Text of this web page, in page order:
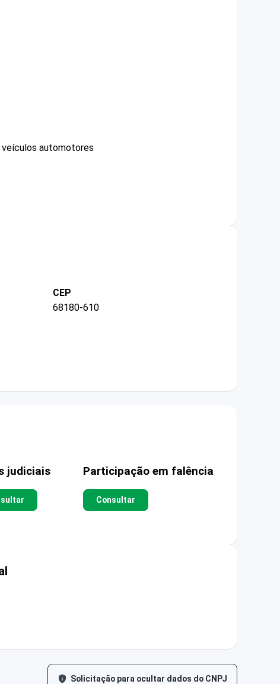
automotores
CEP
68180-610
judiciais Participação em falência
Consultar
Solicitação para ocultar dados do CNPJ